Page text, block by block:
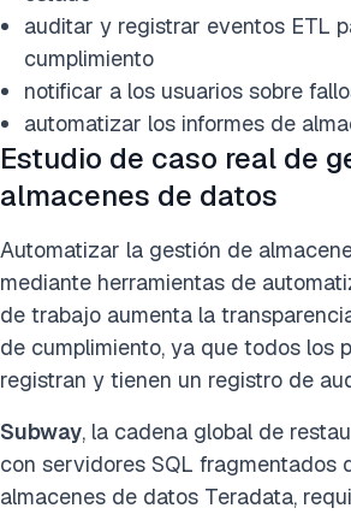
auditar y registrar eventos ETL
cumplimiento
notificar a los usuarios sobre
automatizar los informes de
Estudio de caso real de
almacenes de datos
Automatizar la gestión de
mediante herramientas de
de trabajo aumenta la
de cumplimiento, ya que todos los
registran y tienen un registro de
Subway, la cadena global de
con servidores SQL fragmentados
almacenes de datos Teradata,